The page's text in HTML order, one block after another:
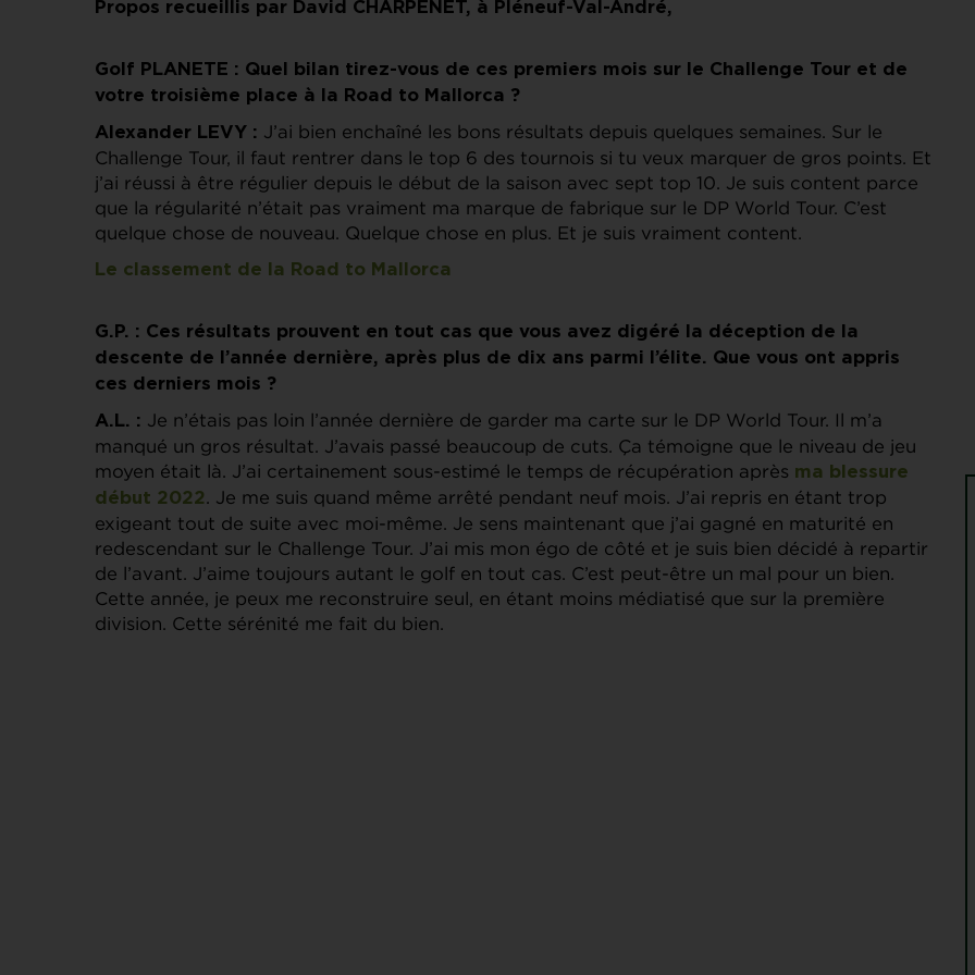
Propos recueillis par David CHARPENET, à Pléneuf-Val-André,
Golf PLANETE : Quel bilan tirez-vous de ces premiers mois sur le Challenge Tour et de
votre troisième place à la Road to Mallorca ?
Alexander LEVY : J’ai bien enchaîné les bons résultats depuis quelques semaines. Sur le
Challenge Tour, il faut rentrer dans le top 6 des tournois si tu veux marquer de gros points. Et
j’ai réussi à être régulier depuis le début de la saison avec sept top 10. Je suis content parce
que la régularité n’était pas vraiment ma marque de fabrique sur le DP World Tour. C’est
quelque chose de nouveau. Quelque chose en plus. Et je suis vraiment content.
Le classement de la Road to Mallorca
G.P. : Ces résultats prouvent en tout cas que vous avez digéré la déception de la
descente de l’année dernière, après plus de dix ans parmi l’élite. Que vous ont appris
ces derniers mois ?
A.L. : Je n’étais pas loin l’année dernière de garder ma carte sur le DP World Tour. Il m’a
manqué un gros résultat. J’avais passé beaucoup de cuts. Ça témoigne que le niveau de jeu
moyen était là. J’ai certainement sous-estimé le temps de récupération après ma blessure
début 2022. Je me suis quand même arrêté pendant neuf mois. J’ai repris en étant trop
exigeant tout de suite avec moi-même. Je sens maintenant que j’ai gagné en maturité en
redescendant sur le Challenge Tour. J’ai mis mon égo de côté et je suis bien décidé à repartir
de l’avant. J’aime toujours autant le golf en tout cas. C’est peut-être un mal pour un bien.
Cette année, je peux me reconstruire seul, en étant moins médiatisé que sur la première
division. Cette sérénité me fait du bien.